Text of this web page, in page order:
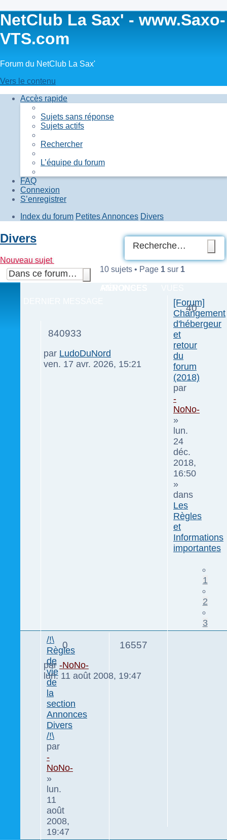
NetClub La Sax' - www.Saxo-
VTS.com
Forum du NetClub La Sax'
Vers le contenu
Accès rapide
Sujets sans réponse
Sujets actifs
Rechercher
L’équipe du forum
FAQ
Connexion
S’enregistrer
Index du forum Petites Annonces Divers
Divers
Nouveau sujet
Rechercher
Recherche
10 sujets • Page 1 sur 1
[Forum]
Changement
d'hébergeur
et
retour
du
forum
(2018)
par
-
NoNo-
»
lun.
24
déc.
2018,
16:50
»
dans
Les
Règles
et
Informations
importantes
1
2
3
40
840933
par LudoDuNord
ven. 17 avr. 2026, 15:21
/!\
Règles
de
vie
de
la
section
Annonces
Divers
/!\
par
-
NoNo-
»
lun.
11
août
2008,
19:47
0 16557
par -NoNo-
lun. 11 août 2008, 19:47